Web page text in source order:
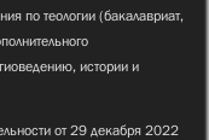
по теологии (бакалавриат,
истории и
от 29 декабря 2022